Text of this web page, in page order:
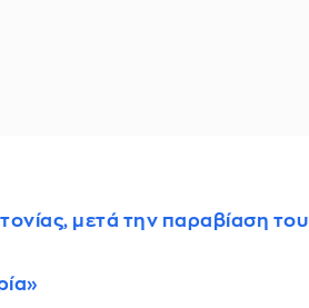
μετά την παραβίαση του